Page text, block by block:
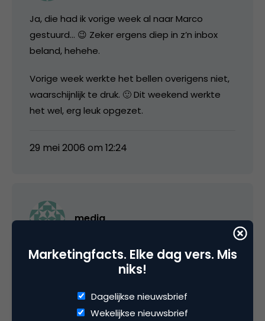
Ja, die had ik vorige week al naar Marco
gestuurd… 😉 Zeker ergens diep in z’n inbox
beland, hehehe.
Vorige week werkte het bellen overigens niet,
waarschijnlijk te druk. 🙂 Dit weekend werkte
het wel, erg leuk opgezet.
29 mei 2006 om 12:24
media
Sorry Simon, ben inderdaad op dit moment
extreem druk (zoals je wellicht hebt gemerkt
Marketingfacts. Elke dag vers. Mis
niks!
Dagelijkse nieuwsbrief
Wekelijkse nieuwsbrief